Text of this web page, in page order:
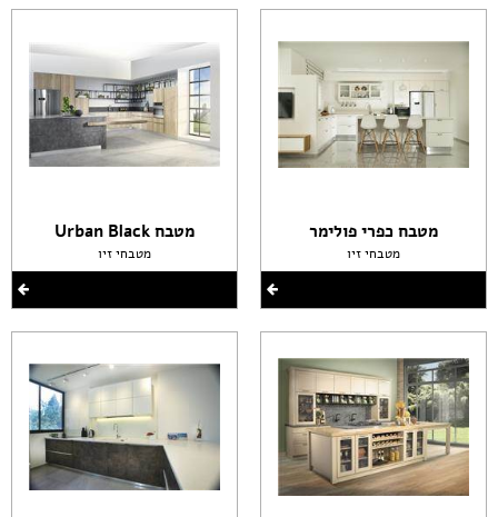
מטבח כפרי פולימר
מטבחי זיו
מטבח Urban Black
מטבחי זיו